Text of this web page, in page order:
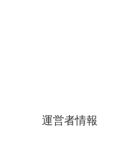
運営者情報